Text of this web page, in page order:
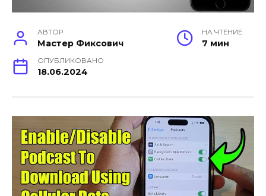
АВТОР
Мастер Фиксович
НА ЧТЕНИЕ
7 мин
ОПУБЛИКОВАНО
18.06.2024